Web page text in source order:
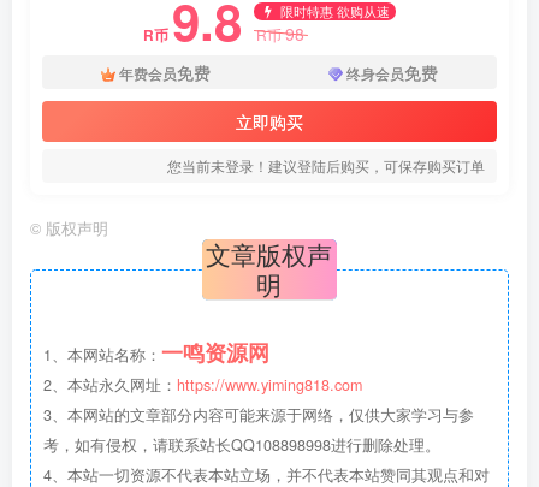
R币 9.8 限时特惠 欲购从速
R币98
年费会员免费 终身会员免费
立即购买
您当前未登录！建议登陆后购买，可保存购买订单
© 版权声明
文章版权声
明
1、本网站名称： 一鸣资源网
2、本站永久网址： https://www.yiming818.com
3、本网站的文章部分内容可能来源于网络，仅供大家学习与参
考，如有侵权，请联系站长QQ108898998进行删除处理。
4、本站一切资源不代表本站立场，并不代表本站赞同其观点和对